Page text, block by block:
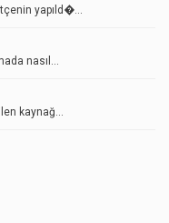
yapıld�...
nasıl...
kaynağ...